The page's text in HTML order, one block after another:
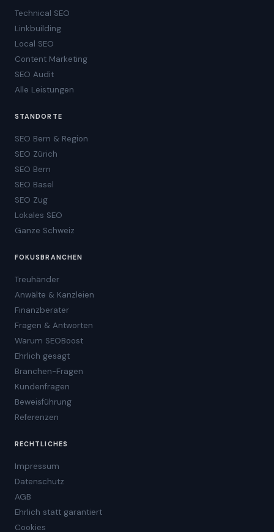
Technical SEO
Linkbuilding
Local SEO
Content Marketing
SEO Audit
Alle Leistungen
STANDORTE
SEO Bern & Region
SEO Zürich
SEO Bern
SEO Basel
SEO Zug
Lokales SEO
Ganze Schweiz
FOKUSBRANCHEN
Treuhänder
Anwälte & Kanzleien
Finanzberater
Fragen & Antworten
Warum SEOBoost
Ehrlich gesagt
Branchen-Fragen
Kundenfragen
Beweisführung
Referenzen
RECHTLICHES
Impressum
Datenschutz
AGB
Ehrlich statt garantiert
Cookies